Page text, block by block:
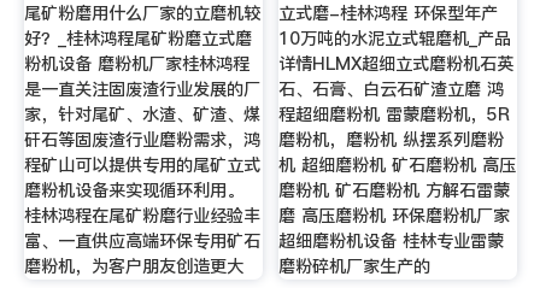
尾矿粉磨用什么厂家的立磨机较
好？_桂林鸿程尾矿粉磨立式磨
粉机设备 磨粉机厂家桂林鸿程
是一直关注固废渣行业发展的厂
家，针对尾矿、水渣、矿渣、煤
矸石等固废渣行业磨粉需求，鸿
程矿山可以提供专用的尾矿立式
磨粉机设备来实现循环利用。
桂林鸿程在尾矿粉磨行业经验丰
富、一直供应高端环保专用矿石
磨粉机，为客户朋友创造更大
立式磨-桂林鸿程 环保型年产
10万吨的水泥立式辊磨机_产品
详情HLMX超细立式磨粉机石英
石、石膏、白云石矿渣立磨 鸿
程超细磨粉机 雷蒙磨粉机，5R
磨粉机，磨粉机 纵摆系列磨粉
机 超细磨粉机 矿石磨粉机 高压
磨粉机 矿石磨粉机 方解石雷蒙
磨 高压磨粉机 环保磨粉机厂家
超细磨粉机设备 桂林专业雷蒙
磨粉碎机厂家生产的